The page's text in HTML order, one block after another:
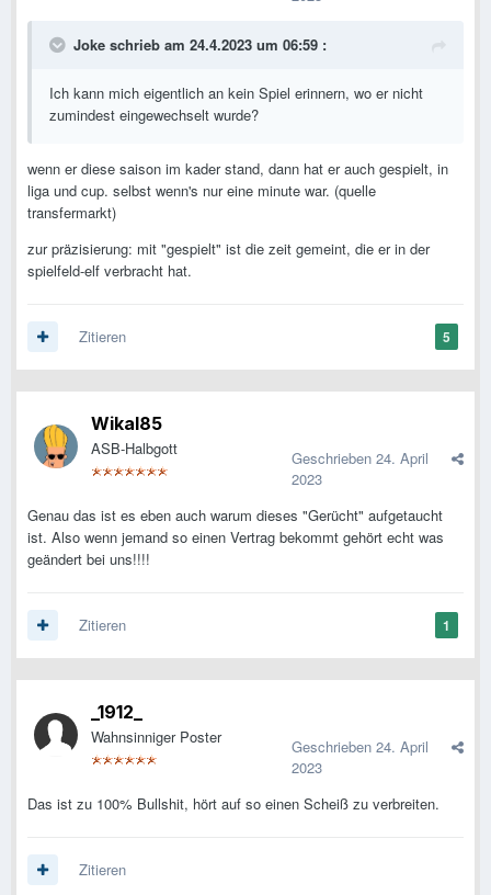
Joke schrieb am 24.4.2023 um 06:59 :
Ich kann mich eigentlich an kein Spiel erinnern, wo er nicht
zumindest eingewechselt wurde?
wenn er diese saison im kader stand, dann hat er auch gespielt, in
liga und cup. selbst wenn's nur eine minute war. (quelle
transfermarkt)
zur präzisierung: mit "gespielt" ist die zeit gemeint, die er in der
spielfeld-elf verbracht hat.
5
Zitieren
Wikal85
ASB-Halbgott Geschrieben 24. April
2023
Genau das ist es eben auch warum dieses "Gerücht" aufgetaucht
ist. Also wenn jemand so einen Vertrag bekommt gehört echt was
geändert bei uns!!!!
1
Zitieren
_1912_
Wahnsinniger Poster Geschrieben 24. April
2023
Das ist zu 100% Bullshit, hört auf so einen Scheiß zu verbreiten.
Zitieren